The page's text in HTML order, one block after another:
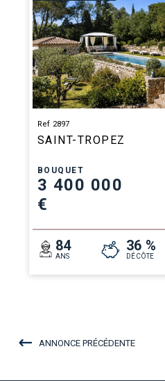
Ref 2897
SAINT-TROPEZ
BOUQUET
3 400 000
€
84
ANS
36 %
DÉCÔTE
ANNONCE PRÉCÉDENTE